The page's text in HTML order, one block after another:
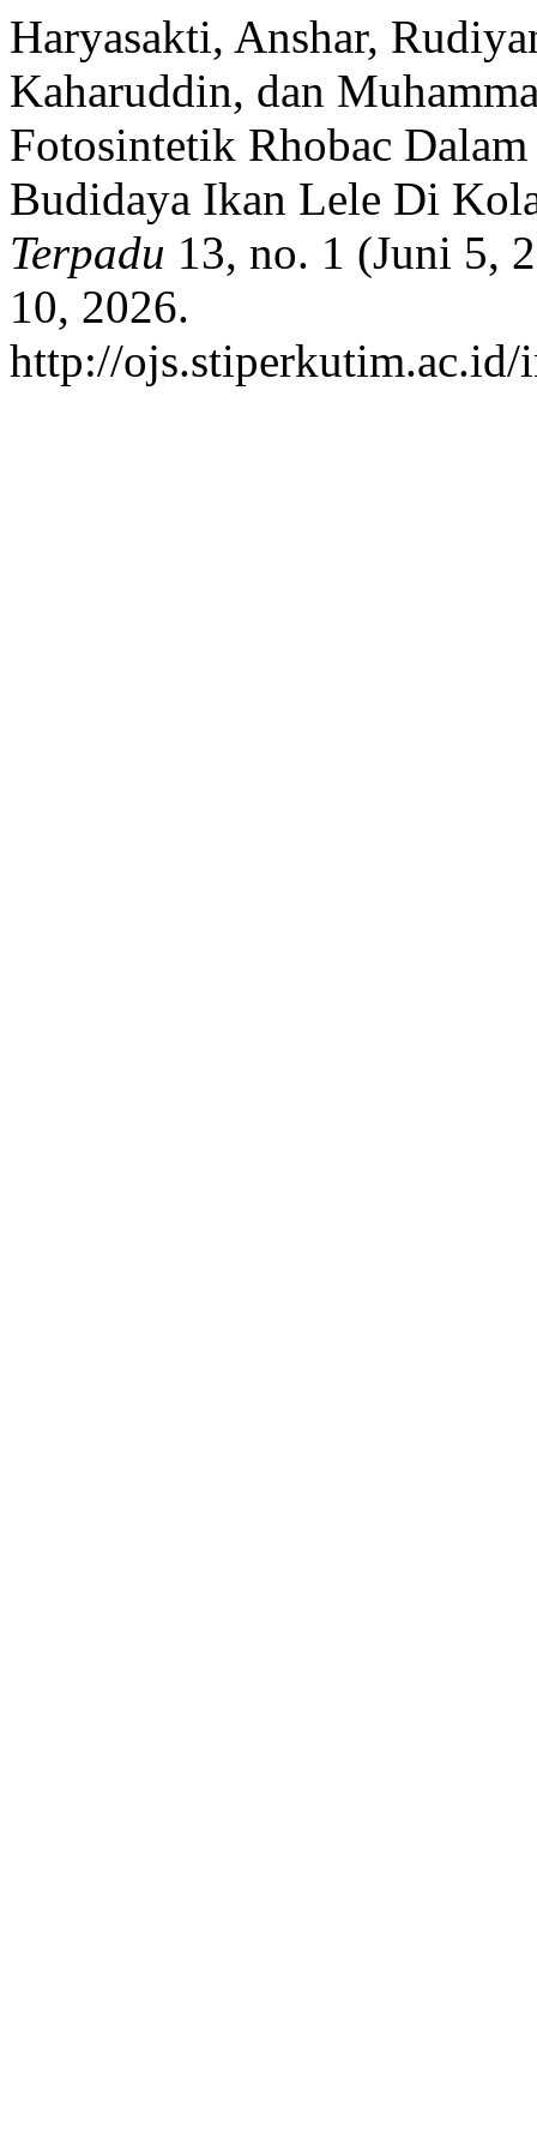
Haryasakti, Anshar,
Kaharuddin, dan
Fotosintetik Rhobac
Budidaya Ikan Lele Di
Terpadu 13, no. 1 (Juni 5,
10, 2026.
http://